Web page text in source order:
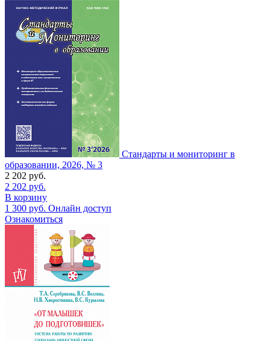
Стандарты и мониторинг в
образовании, 2026, № 3
2 202 руб.
2 202 руб.
В корзину
1 300 руб. Онлайн доступ
Ознакомиться